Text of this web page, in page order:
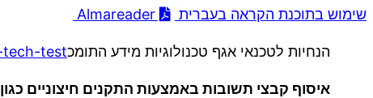
שימוש בתוכנת הקראה בעברית Almareader
הנחיות לטכנאי אגף טכנולוגיות מידע התומכtech-test
איסוף קבצי תשובות באמצעות התקנים חיצוניים כגון